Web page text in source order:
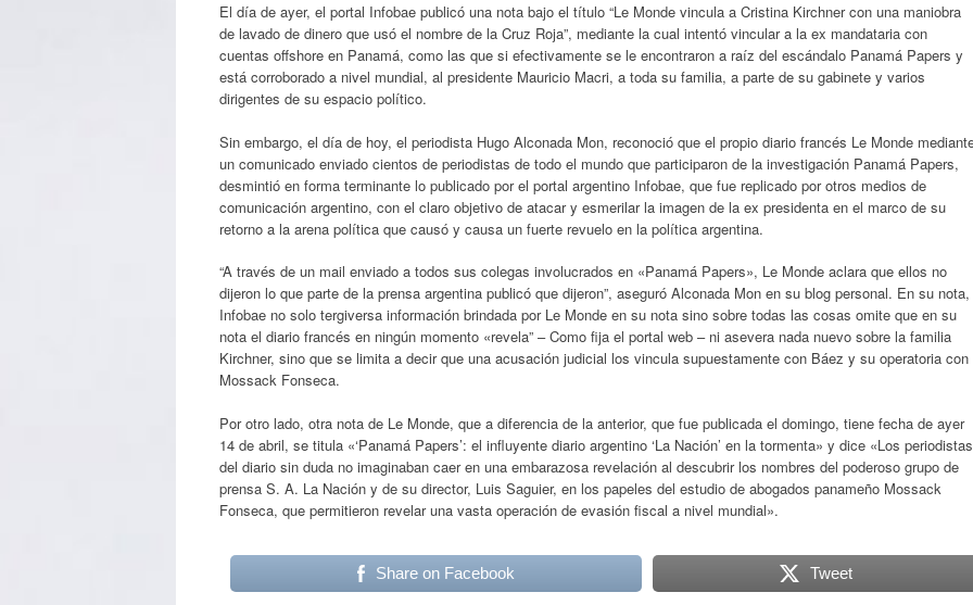
El día de ayer, el portal Infobae publicó una nota bajo el título “Le Monde vincula a Cristina Kirchner con una maniobra
de lavado de dinero que usó el nombre de la Cruz Roja”, mediante la cual intentó vincular a la ex mandataria con
cuentas offshore en Panamá, como las que si efectivamente se le encontraron a raíz del escándalo Panamá Papers y
está corroborado a nivel mundial, al presidente Mauricio Macri, a toda su familia, a parte de su gabinete y varios
dirigentes de su espacio político.
Sin embargo, el día de hoy, el periodista Hugo Alconada Mon, reconoció que el propio diario francés Le Monde
un comunicado enviado cientos de periodistas de todo el mundo que participaron de la investigación Panamá Papers,
desmintió en forma terminante lo publicado por el portal argentino Infobae, que fue replicado por otros medios de
comunicación argentino, con el claro objetivo de atacar y esmerilar la imagen de la ex presidenta en el marco de su
retorno a la arena política que causó y causa un fuerte revuelo en la política argentina.
“A través de un mail enviado a todos sus colegas involucrados en «Panamá Papers», Le Monde aclara que ellos no
dijeron lo que parte de la prensa argentina publicó que dijeron”, aseguró Alconada Mon en su blog personal. En su nota,
Infobae no solo tergiversa información brindada por Le Monde en su nota sino sobre todas las cosas omite que en su
nota el diario francés en ningún momento «revela” – Como fija el portal web – ni asevera nada nuevo sobre la familia
Kirchner, sino que se limita a decir que una acusación judicial los vincula supuestamente con Báez y su operatoria con
Mossack Fonseca.
Por otro lado, otra nota de Le Monde, que a diferencia de la anterior, que fue publicada el domingo, tiene fecha de ayer
14 de abril, se titula «‘Panamá Papers’: el influyente diario argentino ‘La Nación’ en la tormenta» y dice «Los periodistas
del diario sin duda no imaginaban caer en una embarazosa revelación al descubrir los nombres del poderoso grupo de
prensa S. A. La Nación y de su director, Luis Saguier, en los papeles del estudio de abogados panameño Mossack
Fonseca, que permitieron revelar una vasta operación de evasión fiscal a nivel mundial».
Share on Facebook Tweet